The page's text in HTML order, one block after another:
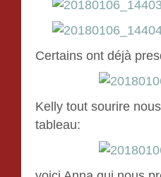
Certains ont déjà
Kelly tout sourire
tableau: